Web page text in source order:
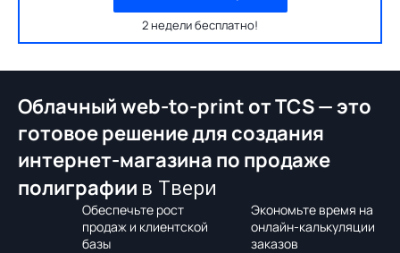
2 недели бесплатно!
Облачный web-to-print от TCS — это
готовое решение для создания
интернет-магазина по продаже
полиграфии в Твери
Обеспечьте рост
продаж и клиентской
базы
Экономьте время на
онлайн-калькуляции
заказов